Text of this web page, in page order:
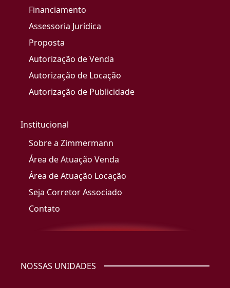
Financiamento
Assessoria Jurídica
Proposta
Autorização de Venda
Autorização de Locação
Autorização de Publicidade
Institucional
Sobre a Zimmermann
Área de Atuação Venda
Área de Atuação Locação
Seja Corretor Associado
Contato
NOSSAS UNIDADES